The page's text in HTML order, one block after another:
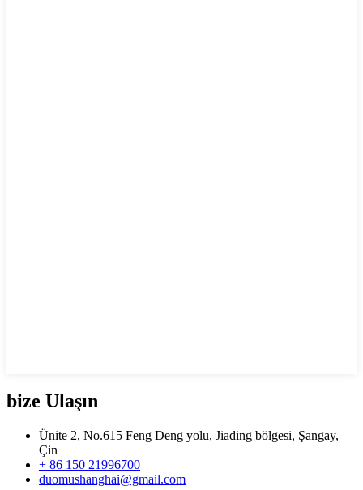
bize Ulaşın
Ünite 2, No.615 Feng Deng yolu, Jiading bölgesi, Şangay,
Çin
+ 86 150 21996700
duomushanghai@gmail.com